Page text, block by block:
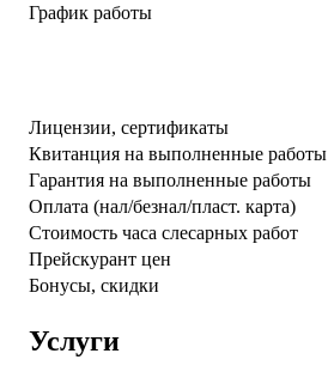
График работы
Лицензии, сертификаты
Квитанция на выполненные работы
Гарантия на выполненные работы
Оплата (нал/безнал/пласт. карта)
Стоимость часа слесарных работ
Прейскурант цен
Бонусы, скидки
Услуги